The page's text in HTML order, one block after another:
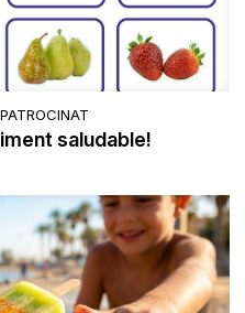
saludable!